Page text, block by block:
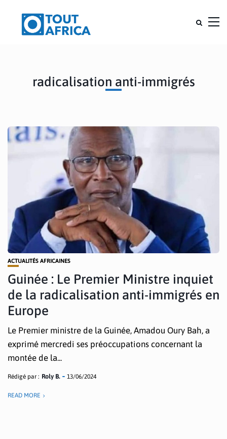
radicalisation anti-immigrés
ACTUALITÉS AFRICAINES
Guinée : Le Premier Ministre inquiet
de la radicalisation anti-immigrés en
Europe
Le Premier ministre de la Guinée, Amadou Oury Bah, a
exprimé mercredi ses préoccupations concernant la
montée de la...
Rédigé par : Roly B. 13/06/2024
READ MORE